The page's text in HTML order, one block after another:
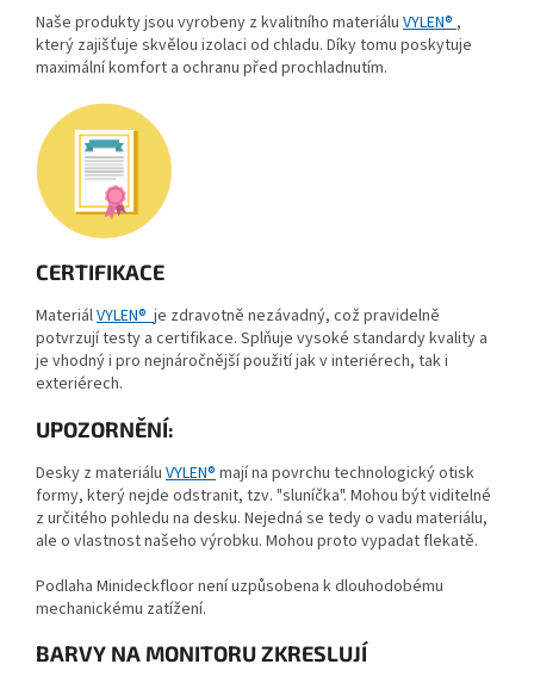
Naše produkty jsou vyrobeny z kvalitního materiálu VYLEN®,
který zajišťuje skvělou izolaci od chladu. Díky tomu poskytuje
maximální komfort a ochranu před prochladnutím.
CERTIFIKACE
MateriálVYLEN® je zdravotně nezávadný, což pravidelně
potvrzují testy a certifikace. Splňuje vysoké standardy kvality a
je vhodný i pro nejnáročnější použití jak v interiérech, tak i
exteriérech.
UPOZORNĚNÍ:
Desky z materiálu VYLEN® mají na povrchu technologický otisk
formy, který nejde odstranit, tzv. "sluníčka". Mohou být viditelné
z určitého pohledu na desku. Nejedná se tedy o vadu materiálu,
ale o vlastnost našeho výrobku. Mohou proto vypadat flekatě.
Podlaha Minideckfloor není uzpůsobena k dlouhodobému
mechanickému zatížení.
BARVY NA MONITORU ZKRESLUJÍ